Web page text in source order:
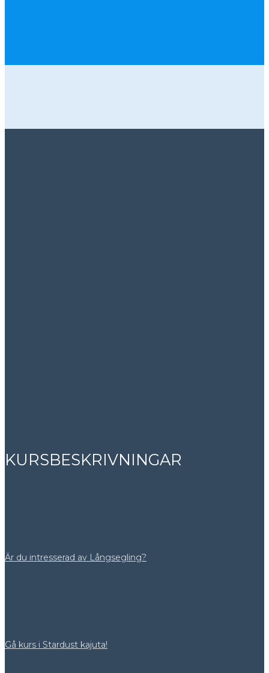
KURSBESKRIVNINGAR
Är du intresserad av Långsegling?
Gå kurs i Stardust kajuta!